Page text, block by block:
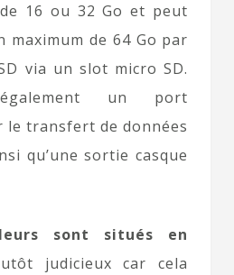
16 ou 32 Go et peut
maximum de 64 Go par
via un slot micro SD.
un port
transfert de données
qu’une sortie casque
sont situés en
judicieux car cela